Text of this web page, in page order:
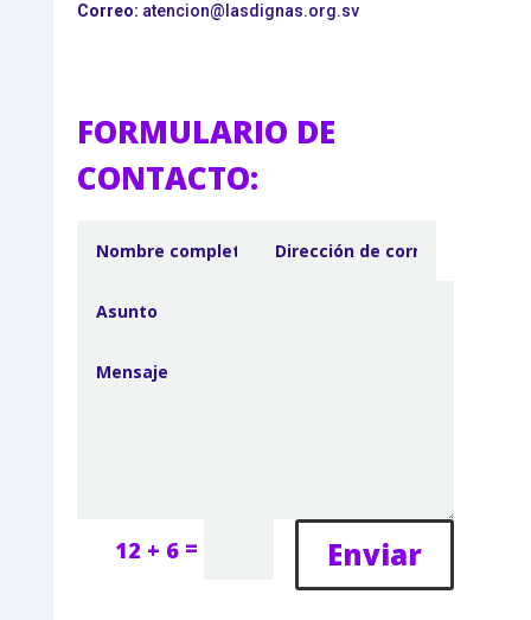
Correo: atencion@lasdignas.org.sv
FORMULARIO DE
CONTACTO:
12 + 6 = Enviar